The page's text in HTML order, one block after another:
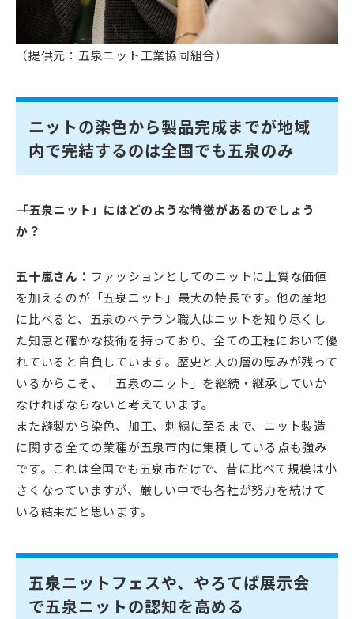
（提供元：五泉ニット工業協同組合）
ニットの染色から製品完成までが地域
内で完結するのは全国でも五泉のみ
――「五泉ニット」にはどのような特徴があるのでしょう
か？
五十嵐さん： ファッションとしてのニットに上質な価値
を加えるのが「五泉ニット」最大の特長です。他の産地
に比べると、五泉のベテラン職人はニットを知り尽くし
た知恵と確かな技術を持っており、全ての工程において優
れていると自負しています。歴史と人の層の厚みが残って
いるからこそ、「五泉のニット」を継続・継承していか
なければならないと考えています。
また縫製から染色、加工、刺繍に至るまで、ニット製造
に関する全ての業種が五泉市内に集積している点も強み
です。これは全国でも五泉市だけで、昔に比べて規模は小
さくなっていますが、厳しい中でも各社が努力を続けて
いる結果だと思います。
五泉ニットフェスや、やろてば展示会
で五泉ニットの認知を高める